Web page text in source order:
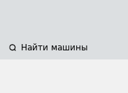
Найти машины